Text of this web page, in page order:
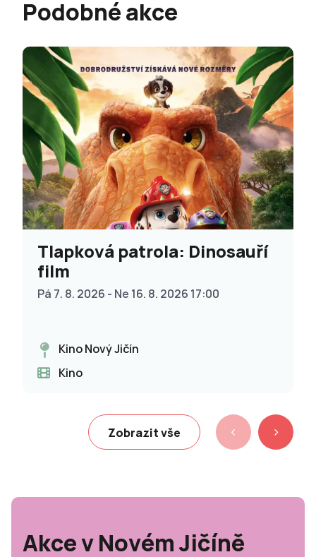
Podobné akce
Tlapková patrola: Dinosauří
film
Pá 7. 8. 2026 - Ne 16. 8. 2026 17:00
Kino Nový Jičín
Kino
Zobrazit vše
Akce v Novém Jičíně